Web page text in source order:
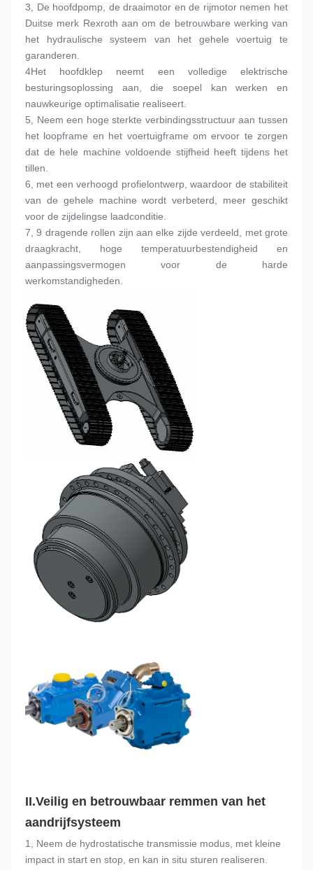
3, De hoofdpomp, de draaimotor en de rijmotor nemen het
Duitse merk Rexroth aan om de betrouwbare werking van
het hydraulische systeem van het gehele voertuig te
garanderen.
4Het hoofdklep neemt een volledige elektrische
besturingsoplossing aan, die soepel kan werken en
nauwkeurige optimalisatie realiseert.
5, Neem een hoge sterkte verbindingsstructuur aan tussen
het loopframe en het voertuigframe om ervoor te zorgen
dat de hele machine voldoende stijfheid heeft tijdens het
tillen.
6, met een verhoogd profielontwerp, waardoor de stabiliteit
van de gehele machine wordt verbeterd, meer geschikt
voor de zijdelingse laadconditie.
7, 9 dragende rollen zijn aan elke zijde verdeeld, met grote
draagkracht, hoge temperatuurbestendigheid en
aanpassingsvermogen voor de harde
werkomstandigheden.
II.Veilig en betrouwbaar remmen van het
aandrijfsysteem
1, Neem de hydrostatische transmissie modus, met kleine
impact in start en stop, en kan in situ sturen realiseren.